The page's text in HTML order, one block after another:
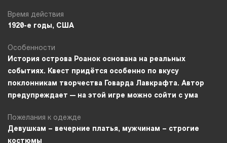
Время действия
1920-е годы, США
Особенности
История острова Роанок основана на реальных
событиях. Квест придётся особенно по вкусу
поклонникам творчества Говарда Лавкрафта. Автор
предупреждает — на этой игре можно сойти с ума
Пожелания к одежде
Девушкам – вечерние платья, мужчинам – строгие
костюмы